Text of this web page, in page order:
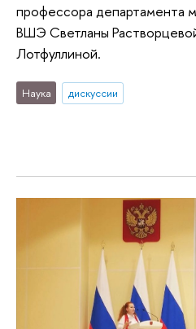
профессора департамента
ВШЭ Светланы
Лотфуллиной.
Наука дискуссии